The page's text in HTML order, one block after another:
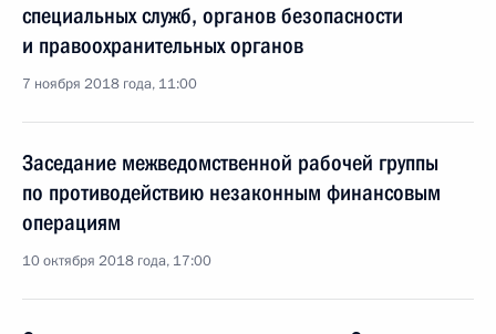
специальных служб, органов безопасности
и правоохранительных органов
7 ноября 2018 года, 11:00
Заседание межведомственной рабочей группы
по противодействию незаконным финансовым
операциям
10 октября 2018 года, 17:00